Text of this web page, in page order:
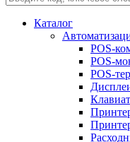
Каталог
POS-
POS-
POS-